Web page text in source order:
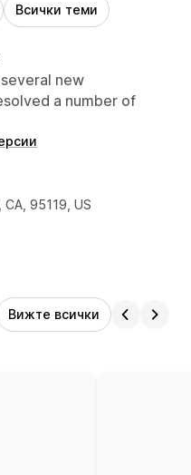
Всички теми
new
a number of
95119, US
Вижте всички